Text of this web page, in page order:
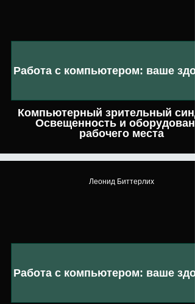
Компьютерный зрительный
Освещенность и
рабочего места
Работа с компьютером: ваше
Работа с компьютером: ваше
Леонид Биттерлих